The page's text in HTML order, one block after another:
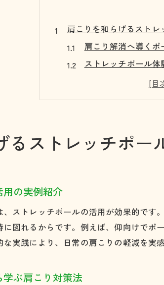
肩こりを和らげるストレ
肩こり解消へ導く
ストレッチポール
肩こりに悩む日常
ルネサンスストレ
ポール体験で感じ
ストレッチポールで肩こ
股関節ストレッチ
教室で学ぶ肩こり
正しいストレッチポール
るストレッチポー
の実例紹介
ストレッチポールの活用が効果的で
図れるからです。例えば、仰向けで
実践により、日常の肩こりの軽減を実
ぶ肩こり対策法